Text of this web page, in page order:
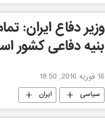
وزیر دفاع ایران:
بنیه دفاعی کشور
16 فوریه 2016, 18:50
سیاسی ایران